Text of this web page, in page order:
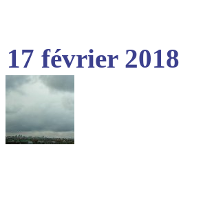
17 février 2018